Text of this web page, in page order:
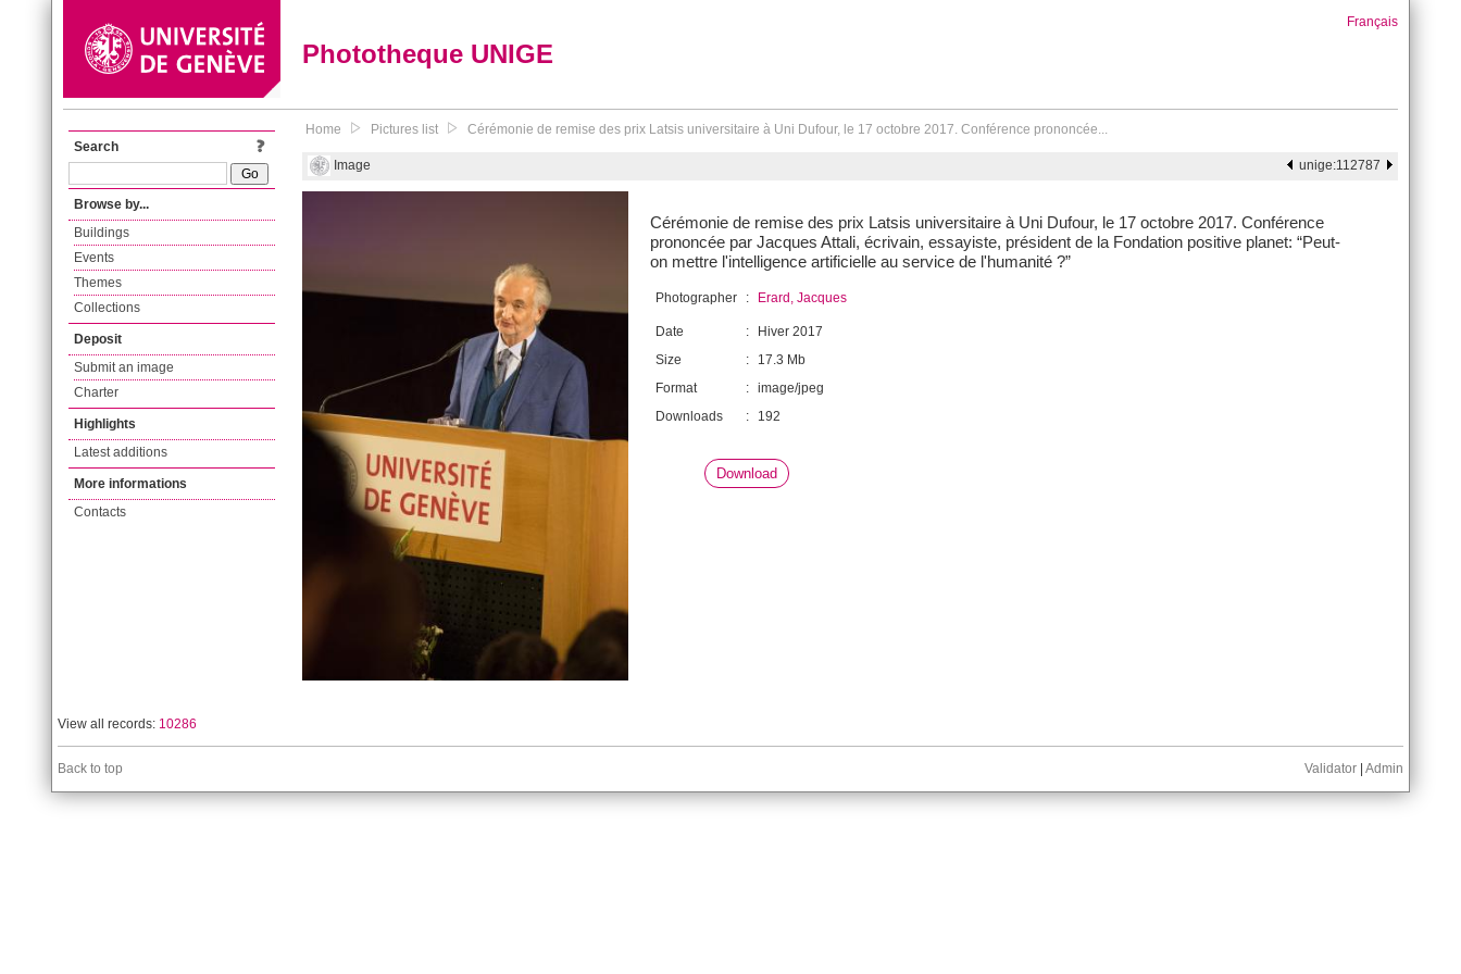
Phototheque UNIGE
Français
Search
Browse by...
Buildings
Events
Themes
Collections
Deposit
Submit an image
Charter
Highlights
Latest additions
More informations
Contacts
Home Pictures list Cérémonie de remise des prix Latsis universitaire à Uni Dufour, le 17 octobre 2017. Conférence prononcée...
Image unige:112787
Cérémonie de remise des prix Latsis universitaire à Uni Dufour, le 17 octobre 2017. Conférence
prononcée par Jacques Attali, écrivain, essayiste, président de la Fondation positive planet: “Peut-
on mettre l'intelligence artificielle au service de l'humanité ?”
Photographer : Erard, Jacques
Date :
Hiver 2017
Size
:
17.3 Mb
Format
: image/jpeg
Downloads
: 192
Download
View all records: 10286
Back to top Validator Admin